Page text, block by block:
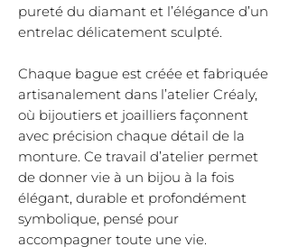
pureté du diamant et l’élégance d’un
entrelac délicatement sculpté.
Chaque bague est créée et fabriquée
artisanalement dans l’atelier Créaly,
où bijoutiers et joailliers façonnent
avec précision chaque détail de la
monture. Ce travail d’atelier permet
de donner vie à un bijou à la fois
élégant, durable et profondément
symbolique, pensé pour
accompagner toute une vie.